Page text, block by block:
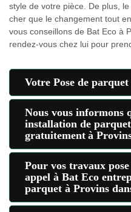
style de votre pièce. De plus,
cher que le changement tout
vous conseillons de Bat Eco à
rendez-vous chez lui pour
Votre Pose de
Nous vous informons
installation de
gratuitement à
Pour vos travaux
appel à Bat Eco
parquet à Provins